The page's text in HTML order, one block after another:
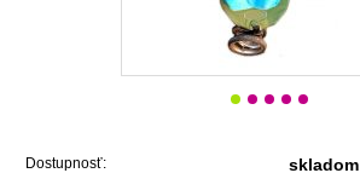
Dostupnosť: skladom